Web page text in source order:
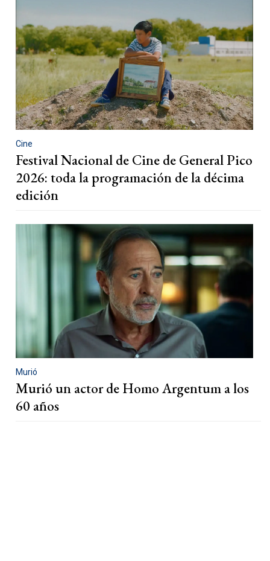
Cine
Festival Nacional de Cine de General Pico
2026: toda la programación de la décima
edición
Murió
Murió un actor de Homo Argentum a los
60 años